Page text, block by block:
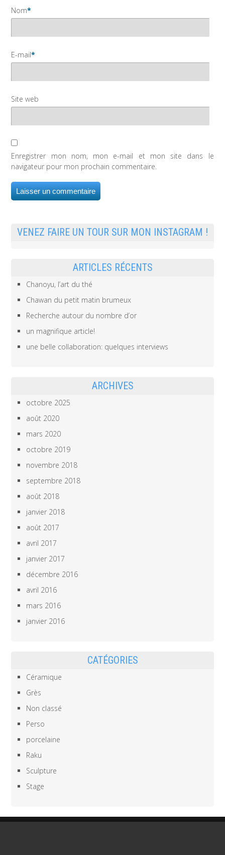
Nom*
E-mail*
Site web
Enregistrer mon nom, mon e-mail et mon site dans le
navigateur pour mon prochain commentaire.
VENEZ FAIRE UN TOUR SUR MON INSTAGRAM !
ARTICLES RÉCENTS
Chanoyu, l’art du thé
Chawan du petit matin brumeux
Recherche autour du nombre d’or
un magnifique article!
une belle collaboration: quelques interviews
ARCHIVES
octobre 2025
août 2020
mars 2020
octobre 2019
novembre 2018
septembre 2018
août 2018
janvier 2018
août 2017
avril 2017
janvier 2017
décembre 2016
avril 2016
mars 2016
janvier 2016
CATÉGORIES
Céramique
Grès
Non classé
Perso
porcelaine
Raku
Sculpture
Stage